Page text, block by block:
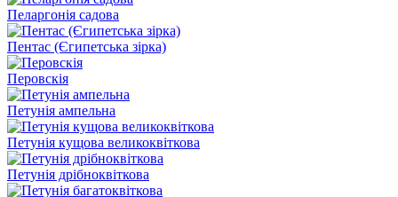
Пеларгонія садова
Пентас (Єгипетська зірка)
Перовскiя
Петунія ампельна
Петунія кущова великоквіткова
Петунія дрібноквіткова